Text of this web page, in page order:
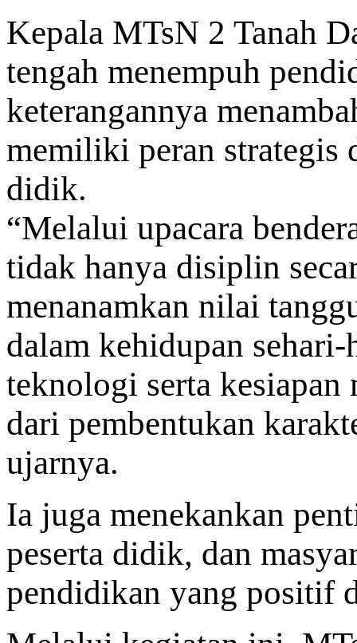
Kepala MTsN 2 Tanah
tengah menempuh
keterangannya
memiliki peran strategis
didik.
“Melalui upacara
tidak hanya disiplin
menanamkan nilai
dalam kehidupan
teknologi serta kesiapan
dari pembentukan
ujarnya.
Ia juga menekankan
peserta didik, dan
pendidikan yang positif